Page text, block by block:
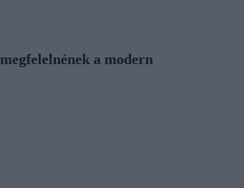
a modern